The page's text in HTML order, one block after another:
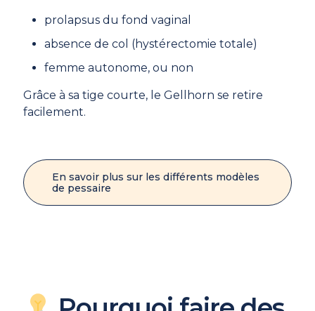
prolapsus du fond vaginal
absence de col (hystérectomie totale)
femme autonome, ou non
Grâce à sa tige courte, le Gellhorn se retire
facilement.
En savoir plus sur les différents modèles
de pessaire